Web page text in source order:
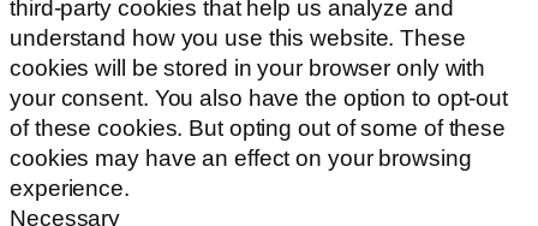
third-party cookies that help us analyze and
understand how you use this website. These
cookies will be stored in your browser only with
your consent. You also have the option to opt-out
of these cookies. But opting out of some of these
cookies may have an effect on your browsing
experience.
Necessary